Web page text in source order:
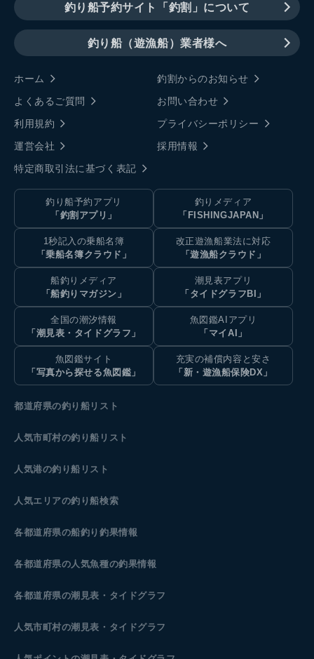
釣り船予約サイト「釣割」について
釣り船（遊漁船）業者様へ
ホーム
釣割からのお知らせ
よくあるご質問
お問い合わせ
利用規約
プライバシーポリシー
運営会社
採用情報
特定商取引法に基づく表記
釣り船予約アプリ
「釣割アプリ」
釣りメディア
「FISHINGJAPAN」
1秒記入の乗船名簿
「乗船名簿クラウド」
改正遊漁船業法に対応
「遊漁船クラウド」
船釣りメディア
「船釣りマガジン」
潮見表アプリ
「タイドグラフBI」
全国の潮汐情報
「潮見表・タイドグラフ」
魚図鑑AIアプリ
「マイAI」
魚図鑑サイト
「写真から探せる魚図鑑」
充実の補償内容と安さ
「新・遊漁船保険DX」
都道府県の釣り船リスト
人気市町村の釣り船リスト
人気港の釣り船リスト
人気エリアの釣り船検索
各都道府県の船釣り釣果情報
各都道府県の人気魚種の釣果情報
各都道府県の潮見表 ・タイドグラフ
人気市町村の潮見表・タイドグラフ